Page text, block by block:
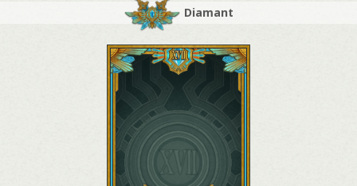
Diamant